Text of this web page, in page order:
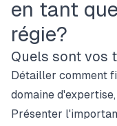
en tant
régie?
Quels sont vos
Détailler comment
domaine
Présenter